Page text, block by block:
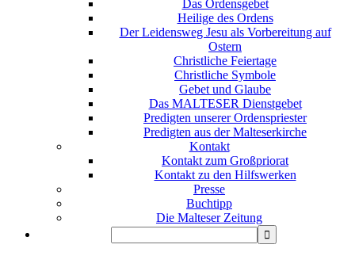
Das Ordensgebet
Heilige des Ordens
Der Leidensweg Jesu als Vorbereitung auf
Ostern
Christliche Feiertage
Christliche Symbole
Gebet und Glaube
Das MALTESER Dienstgebet
Predigten unserer Ordenspriester
Predigten aus der Malteserkirche
Kontakt
Kontakt zum Großpriorat
Kontakt zu den Hilfswerken
Presse
Buchtipp
Die Malteser Zeitung